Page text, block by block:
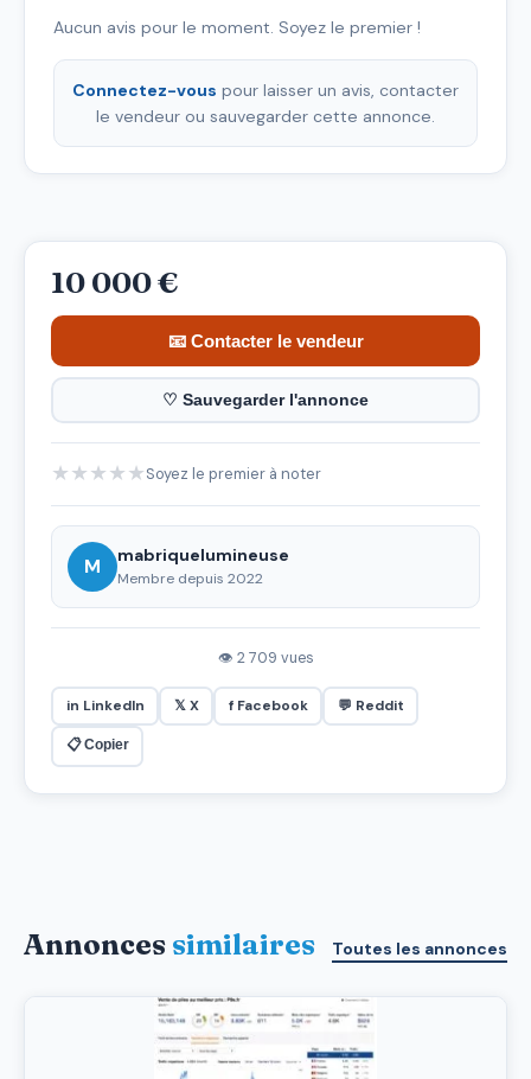
Aucun avis pour le moment. Soyez le premier !
Connectez-vous pour laisser un avis, contacter
le vendeur ou sauvegarder cette annonce.
10 000 €
📧 Contacter le vendeur
♡ Sauvegarder l'annonce
★★★★★Soyez le premier à noter
M mabriquelumineuse
Membre depuis 2022
👁 2 709 vues
in LinkedIn 𝕏 X f Facebook 💬 Reddit
📋 Copier
Annonces similaires Toutes les annonces